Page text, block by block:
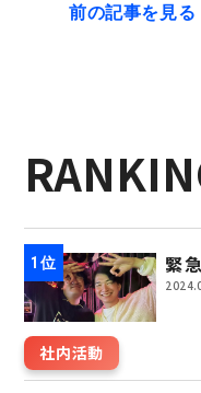
前の記事を見る
緊
社内活動